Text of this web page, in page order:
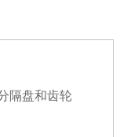
隔盘和齿轮